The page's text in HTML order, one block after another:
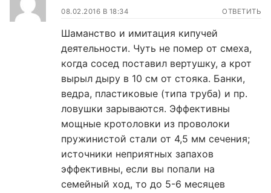
08.02.2016 В 18:34 ОТВЕТИТЬ
Шаманство и имитация кипучей
деятельности. Чуть не помер от смеха,
когда сосед поставил вертушку, а крот
вырыл дыру в 10 см от стояка. Банки,
ведра, пластиковые (типа труба) и пр.
ловушки зарываются. Эффективны
мощные кротоловки из проволоки
пружинистой стали от 4,5 мм сечения;
источники неприятных запахов
эффективны, если вы попали на
семейный ход, то до 5-6 месяцев